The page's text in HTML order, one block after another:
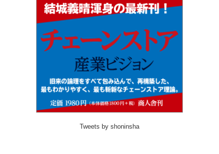
Tweets by shoninsha